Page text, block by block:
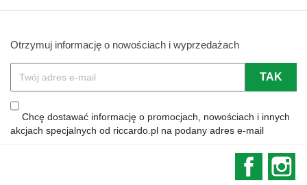
Otrzymuj informację o nowościach i wyprzedażach
Chcę dostawać informację o promocjach, nowościach i innych
akcjach specjalnych od riccardo.pl na podany adres e-mail